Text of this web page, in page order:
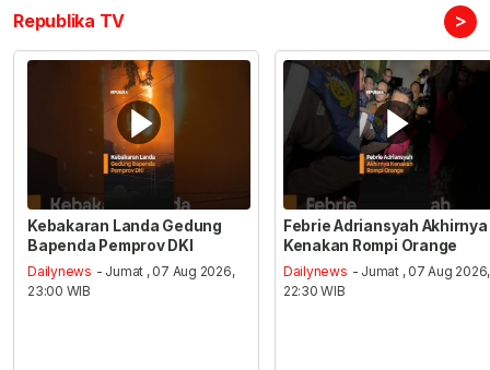
Republika TV >
Kebakaran Landa Gedung
Bapenda Pemprov DKI
Dailynews - Jumat , 07 Aug 2026,
23:00 WIB
Febrie Adriansyah Akhirnya
Kenakan Rompi Orange
Dailynews - Jumat , 07 Aug 2026,
22:30 WIB